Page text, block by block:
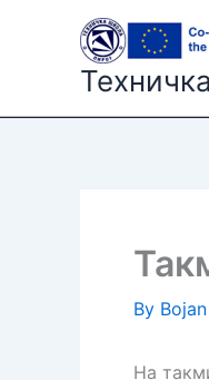
By
На